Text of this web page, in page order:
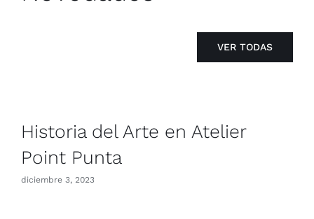
VER TODAS
Historia del Arte en Atelier
Point Punta
diciembre 3, 2023